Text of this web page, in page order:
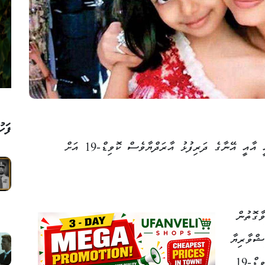
ބޮލީވުޑްގެ މަޝްހޫރު ތަރިއައިޝްވާރިޔާ ރާއީ އާއީ އޭނާގެ ދަރިފުޅު އާރަދްޔާވެސް ކޮވިޑް-19 އަށް